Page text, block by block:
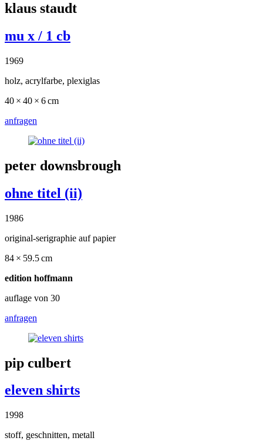
klaus staudt
mu x / 1 cb
1969
holz, acrylfarbe, plexiglas
40 × 40 × 6 cm
anfragen
peter downsbrough
ohne titel (ii)
1986
original-serigraphie auf papier
84 × 59.5 cm
edition hoffmann
auflage von 30
anfragen
pip culbert
eleven shirts
1998
stoff, geschnitten, metall